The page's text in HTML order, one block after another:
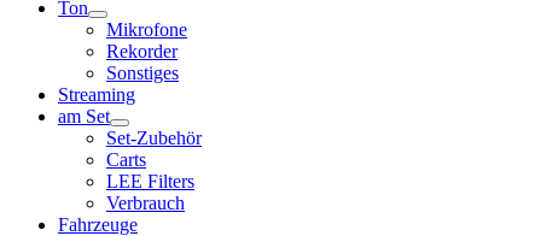
Ton
Mikrofone
Rekorder
Sonstiges
Streaming
am Set
Set-Zubehör
Carts
LEE Filters
Verbrauch
Fahrzeuge